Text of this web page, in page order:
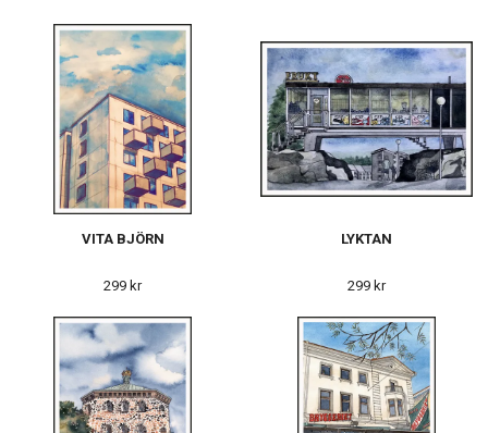
VITA BJÖRN
299 kr
LYKTAN
299 kr